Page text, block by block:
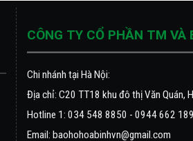
CÔNG TY CỔ PHẦN TM VÀ
Chi nhánh tại Hà Nội:
Địa chỉ: C20 TT18 khu đô thị Văn Quán,
Hotline 1: 034 548 8850 - 0944 662 189
Email: baohohoabinhvn@gmail.com